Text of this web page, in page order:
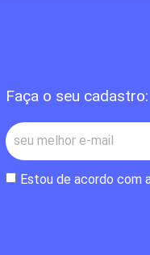
Faça o seu cadastro:
Estou de acordo com